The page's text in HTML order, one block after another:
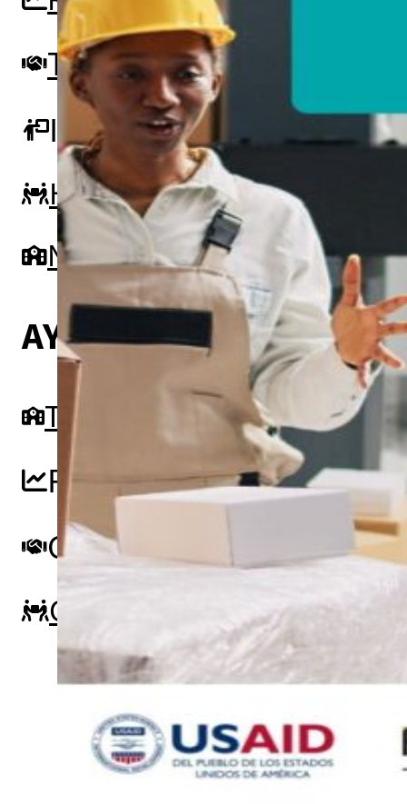
Testimonios
Instructores
pronto
Hazte aliado nuevo
Noticias
AYUDA
Tour guiado
Recursos para
Guía del instructor
pronto
Contacto